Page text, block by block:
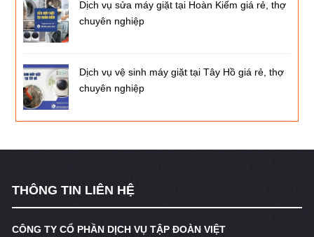
Dịch vụ sửa máy giặt tại Hoàn Kiếm giá rẻ, thợ
chuyên nghiệp
Dịch vụ vệ sinh máy giặt tại Tây Hồ giá rẻ, thợ
chuyên nghiệp
THÔNG TIN LIÊN HỆ
CÔNG TY CỔ PHẦN DỊCH VỤ TẬP ĐOÀN VIỆT